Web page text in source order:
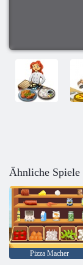
Ähnliche Spiele
Pizza Macher